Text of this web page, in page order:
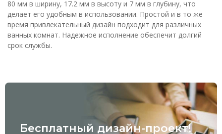
80 мм в ширину, 17.2 мм в высоту и 7 мм в глубину, что
делает его удобным в использовании. Простой и в то же
время привлекательный дизайн подходит для различных
ванных комнат. Надежное исполнение обеспечит долгий
срок службы.
Бесплатный дизайн-проект!